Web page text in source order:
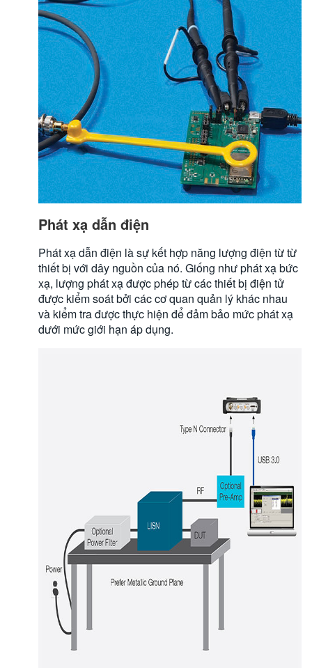
Phát xạ dẫn điện
Phát xạ dẫn điện là sự kết hợp năng lượng điện từ từ
thiết bị với dây nguồn của nó. Giống như phát xạ bức
xạ, lượng phát xạ được phép từ các thiết bị điện tử
được kiểm soát bởi các cơ quan quản lý khác nhau
và kiểm tra được thực hiện để đảm bảo mức phát xạ
dưới mức giới hạn áp dụng.